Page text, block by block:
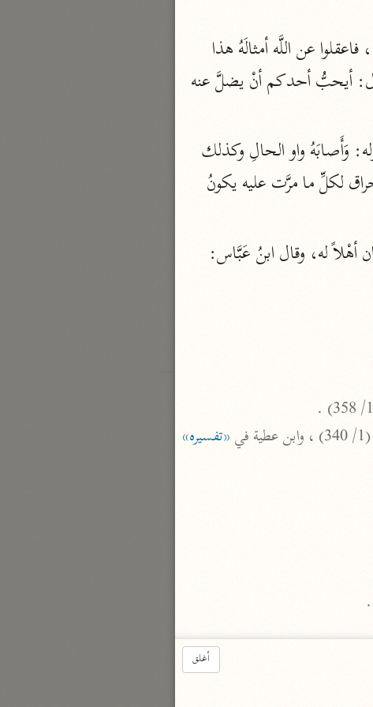
جلال الدين السيوطي (٩١١ هـ)
نحو ١٣ مجلدًا
تفسير القرآن العظيم مسندًا
نحو ١٠ مجلدات
تفسير مقاتل بن سليمان
مقاتل بن سليمان (١٥٠ هـ)
تفسير قتادة
(1/ 340) ، وابن عطية في
«تفسيره»
أغلق